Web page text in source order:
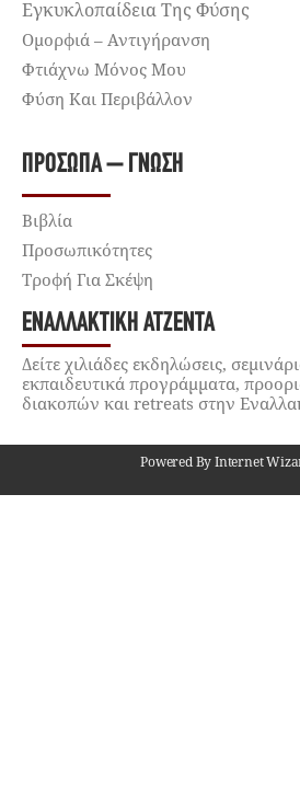
Εγκυκλοπαίδεια Της Φύσης
Ομορφιά – Αντιγήρανση
Φτιάχνω Μόνος Μου
Φύση Και Περιβάλλον
ΠΡΌΣΩΠΑ – ΓΝΏΣΗ
Βιβλία
Προσωπικότητες
Τροφή Για Σκέψη
ΕΝΑΛΛΑΚΤΙΚΉ ΑΤΖΈΝΤΑ
Δείτε χιλιάδες εκδηλώσεις,
εκπαιδευτικά προγράμματα,
διακοπών και retreats στην
Powered By Internet